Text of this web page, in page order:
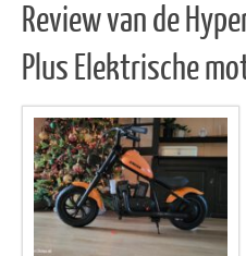
Review van de
Plus Elektrische